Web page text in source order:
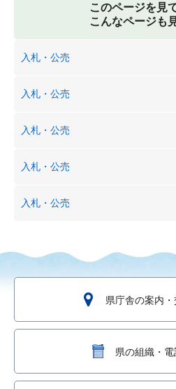
このページを見
こんなページも
入札・公売
入札・公売
入札・公売
入札・公売
入札・公売
県庁舎の案内
県の組織・